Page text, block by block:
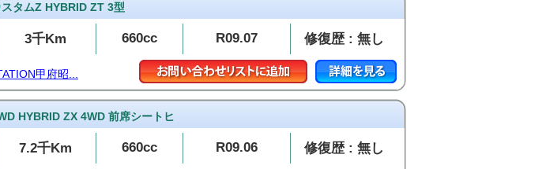
スタムZ HYBRID ZT 3型
3千Km 660cc R09.07 修復歴 : 無し
甲府昭...
HYBRID ZX 4WD 前席シートヒ
7.2千Km 660cc R09.06 修復歴 : 無し